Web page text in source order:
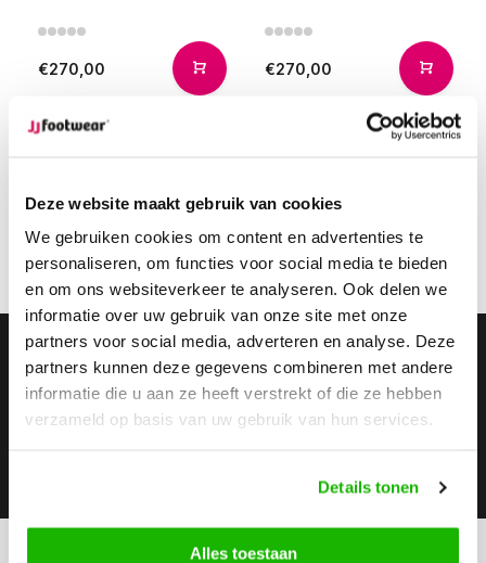
Deze website maakt gebruik van cookies
We gebruiken cookies om content en advertenties te
personaliseren, om functies voor social media te bieden
en om ons websiteverkeer te analyseren. Ook delen we
informatie over uw gebruik van onze site met onze
partners voor social media, adverteren en analyse. Deze
partners kunnen deze gegevens combineren met andere
informatie die u aan ze heeft verstrekt of die ze hebben
verzameld op basis van uw gebruik van hun services.
Details tonen
Alles toestaan
€270,00
Compare
€270,00
Page 1 of 1
Stay up to date
Subscribe to our newsletter to stay updated.